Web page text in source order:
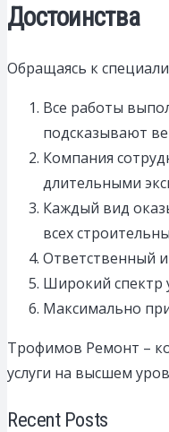
Достоинства
Обращаясь к
Все работы
подсказывают
Компания
длительными
Каждый вид
всех
Ответственный
Широкий спектр
Максимально
Трофимов Ремонт –
услуги на высшем
Recent Posts